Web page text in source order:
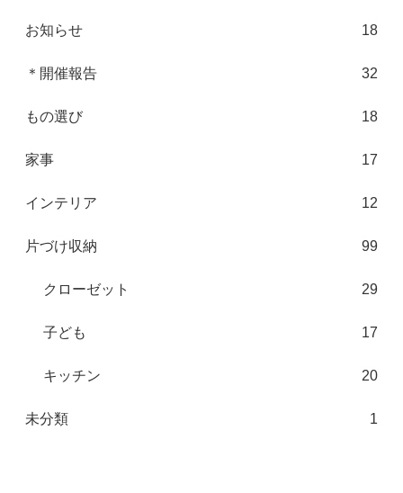
お知らせ 18
＊開催報告 32
もの選び 18
家事 17
インテリア 12
片づけ収納 99
クローゼット 29
子ども 17
キッチン 20
未分類 1